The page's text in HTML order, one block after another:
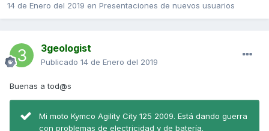
14 de Enero del 2019 en Presentaciones de nuevos usuarios
3geologist
Publicado 14 de Enero del 2019
Buenas a tod@s
Mi moto Kymco Agility City 125 2009. Está dando guerra
con problemas de electricidad y de batería.